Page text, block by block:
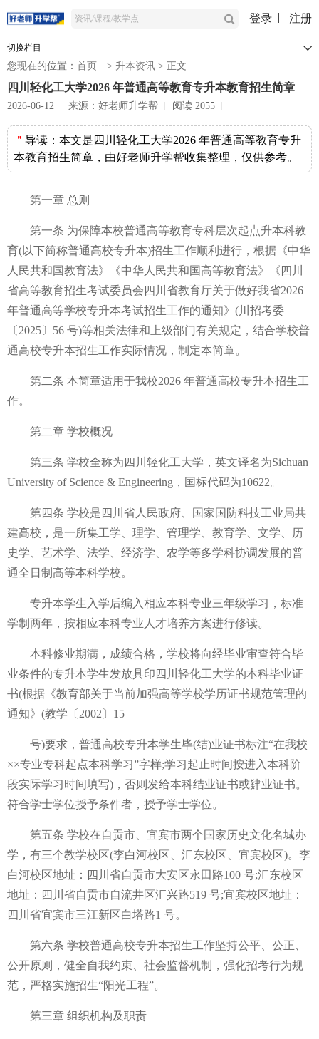
登录 注册
切换栏目
您现在的位置： 首页 > 升本资讯 > 正文
四川轻化工大学2026 年普通高等教育专升本教育招生简章
2026-06-12 来源：好老师升学帮 阅读 2055
＂ 导读： 本文是四川轻化工大学2026 年普通高等教育专升
本教育招生简章，由好老师升学帮收集整理，仅供参考。
第一章 总则
第一条 为保障本校普通高等教育专科层次起点升本科教
育(以下简称普通高校专升本)招生工作顺利进行，根据《中华
人民共和国教育法》《中华人民共和国高等教育法》《四川
省高等教育招生考试委员会四川省教育厅关于做好我省2026
年普通高等学校专升本考试招生工作的通知》(川招考委
〔2025〕56 号)等相关法律和上级部门有关规定，结合学校普
通高校专升本招生工作实际情况，制定本简章。
第二条 本简章适用于我校2026 年普通高校专升本招生工
作。
第二章 学校概况
第三条 学校全称为四川轻化工大学，英文译名为Sichuan
University of Science & Engineering，国标代码为10622。
第四条 学校是四川省人民政府、国家国防科技工业局共
建高校，是一所集工学、理学、管理学、教育学、文学、历
史学、艺术学、法学、经济学、农学等多学科协调发展的普
通全日制高等本科学校。
专升本学生入学后编入相应本科专业三年级学习，标准
学制两年，按相应本科专业人才培养方案进行修读。
本科修业期满，成绩合格，学校将向经毕业审查符合毕
业条件的专升本学生发放具印四川轻化工大学的本科毕业证
书(根据《教育部关于当前加强高等学校学历证书规范管理的
通知》(教学〔2002〕15
号)要求，普通高校专升本学生毕(结)业证书标注“在我校
××专业专科起点本科学习”字样;学习起止时间按进入本科阶
段实际学习时间填写)，否则发给本科结业证书或肄业证书。
符合学士学位授予条件者，授予学士学位。
第五条 学校在自贡市、宜宾市两个国家历史文化名城办
学，有三个教学校区(李白河校区、汇东校区、宜宾校区)。李
白河校区地址：四川省自贡市大安区永田路100 号;汇东校区
地址：四川省自贡市自流井区汇兴路519 号;宜宾校区地址：
四川省宜宾市三江新区白塔路1 号。
第六条 学校普通高校专升本招生工作坚持公平、公正、
公开原则，健全自我约束、社会监督机制，强化招考行为规
范，严格实施招生“阳光工程”。
第三章 组织机构及职责